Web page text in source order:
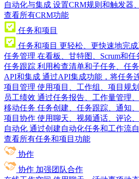
自动化与集成 设置CRM规则和触发器
查看所有CRM功能
任务和项目
任务和项目 更轻松、更快速地完
任务管理 在看板、甘特图、Scrum和
任务跟踪 利用检查清单和子任务、任
API和集成 通过API集成功能，将任务
项目管理 使用项目、工作组、项目规
员工绩效 通过任务报告、工作量管理
移动任务 任务创建、任务跟踪、通知
项目协作 使用聊天、视频通话、评论
自动化 通过创建自动化任务和工作流
查看所有任务和项目功能
协作
协作 加强团队合作